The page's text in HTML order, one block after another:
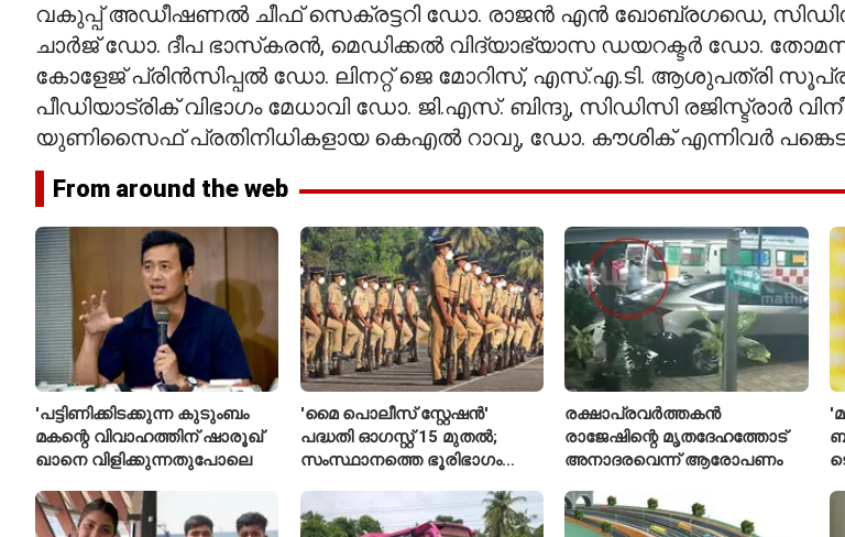
വകുപ്പ് അഡീഷണല്‍ ചീഫ് സെക്രട്ടറി ഡോ. രാജന്‍ എന്‍ ഖോബ്രഗഡെ,
ചാര്‍ജ് ഡോ. ദീപ ഭാസ്‌കരന്‍, മെഡിക്കല്‍ വിദ്യാഭ്യാസ ഡയറക്ടര്‍ ഡോ.
കോളേജ് പ്രിന്‍സിപ്പല്‍ ഡോ. ലിനറ്റ് ജെ മോറിസ്, എസ്.എ.ടി. ആശുപത്രി
പീഡിയാട്രിക് വിഭാഗം മേധാവി ഡോ. ജി.എസ്. ബിന്ദു, സിഡിസി രജിസ്ട്രാര്‍
യുണിസൈഫ് പ്രതിനിധികളായ കെഎല്‍ റാവു, ഡോ. കൗശിക് എന്നിവര്‍
From around the web
'പട്ടിണിക്കിടക്കുന്ന കുടുംബം
മകന്റെ വിവാഹത്തിന് ഷാരൂഖ്
ഖാനെ വിളിക്കുന്നതുപോലെ
'മൈ പൊലീസ് സ്റ്റേഷൻ'
പദ്ധതി ഓഗസ്റ്റ് 15 മുതൽ;
സംസ്ഥാനത്തെ ഭൂരിഭാഗം
എസ്‌ഐമാർക്ക്
രക്ഷാപ്രവർത്തകൻ
രാജേഷിന്റെ മൃതദേഹത്തോട്
അനാദരവെന്ന് ആരോപണം